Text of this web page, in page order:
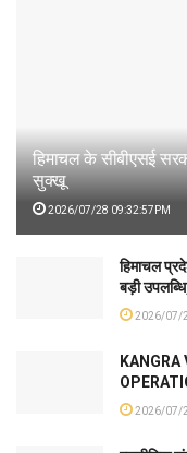
हिमाचल के सीबीएसई
सुक्खू
2026/07/28 09:32:57PM
हिमाचल
बड़ी
2026/07/
KANGRA
2026/07/